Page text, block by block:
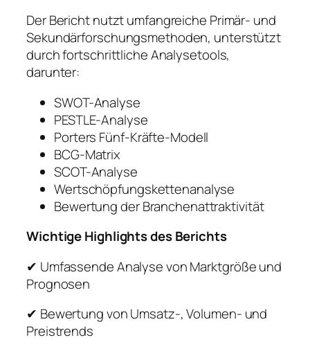
Der Bericht nutzt umfangreiche Primär- und
Sekundärforschungsmethoden, unterstützt
durch fortschrittliche Analysetools,
darunter:
SWOT-Analyse
PESTLE-Analyse
Porters Fünf-Kräfte-Modell
BCG-Matrix
SCOT-Analyse
Wertschöpfungskettenanalyse
Bewertung der Branchenattraktivität
Wichtige Highlights des Berichts
✔ Umfassende Analyse von Marktgröße und
Prognosen
✔ Bewertung von Umsatz-, Volumen- und
Preistrends